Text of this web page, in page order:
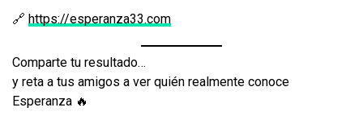
🔗 https://esperanza33.com
Comparte tu resultado…
y reta a tus amigos a ver quién realmente conoce
Esperanza 🔥